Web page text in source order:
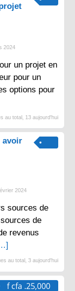
2024
un projet en
pour un
options pour
au total, 13 aujourd'hui
avoir
2024
sources de
de
revenus
au total, 3 aujourd'hui
f cfa .25,000